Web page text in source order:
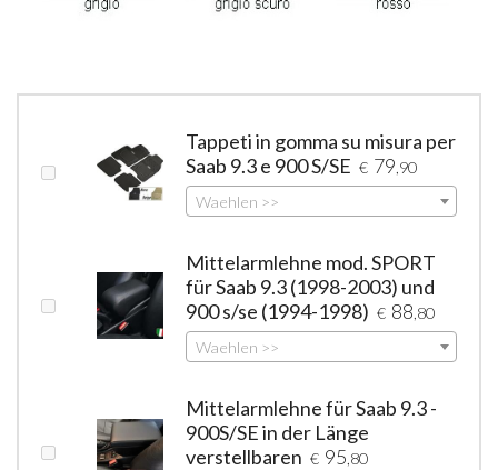
Tappeti in gomma su misura per
Saab 9.3 e 900 S/SE € 79 ,90
Waehlen >>
Mittelarmlehne mod. SPORT
für Saab 9.3 (1998-2003) und
900 s/se (1994-1998) € 88 ,80
Waehlen >>
Mittelarmlehne für Saab 9.3 -
900S/SE in der Länge
verstellbaren € 95 ,80